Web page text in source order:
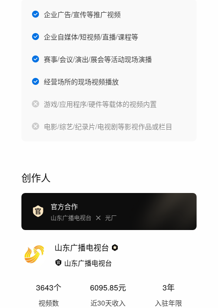
企业广告/宣传等推广视频
企业自媒体/短视频/直播/课程等
赛事/会议/演出/展会等活动现场演播
经营场所的现场视频播放
游戏/应用程序/硬件等载体的视频内置
电影/综艺/纪录片/电视剧等影视作品或栏目
创作人
官方合作
山东广播电视台 光厂
山东广播电视台
山东广播电视台
3643个
视频数
6095.85元
近30天收入
3年
入驻年限